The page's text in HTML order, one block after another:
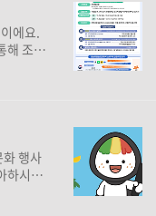
도 선
지 색
있어
작업
더라
에요.
해 조금
저하
생
원금
지원금
하여,
지원금
수도
화 행사
하시는
김밥
밥 축